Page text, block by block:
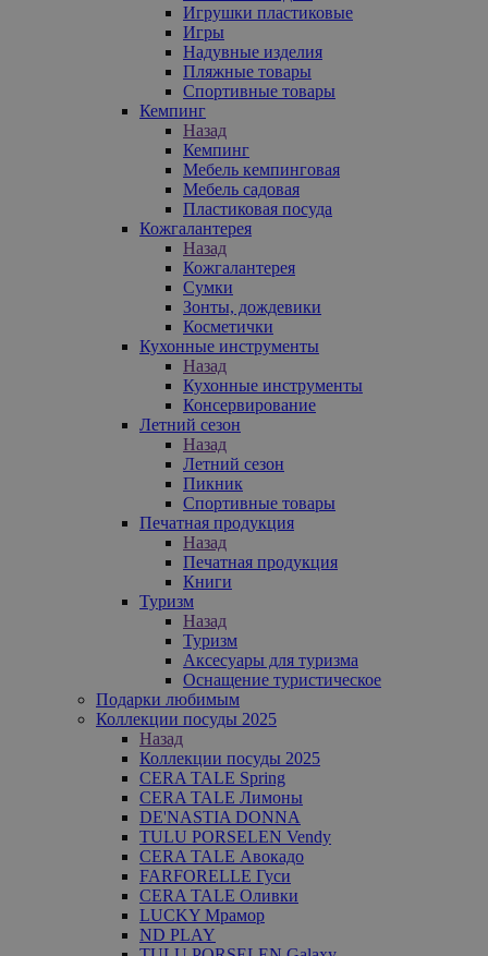
Игрушки пластиковые
Игры
Надувные изделия
Пляжные товары
Спортивные товары
Кемпинг
Назад
Кемпинг
Мебель кемпинговая
Мебель садовая
Пластиковая посуда
Кожгалантерея
Назад
Кожгалантерея
Сумки
Зонты, дождевики
Косметички
Кухонные инструменты
Назад
Кухонные инструменты
Консервирование
Летний сезон
Назад
Летний сезон
Пикник
Спортивные товары
Печатная продукция
Назад
Печатная продукция
Книги
Туризм
Назад
Туризм
Аксесуары для туризма
Оснащение туристическое
Подарки любимым
Коллекции посуды 2025
Назад
Коллекции посуды 2025
CERA TALE Spring
CERA TALE Лимоны
DE'NASTIA DONNA
TULU PORSELEN Vendy
CERA TALE Авокадо
FARFORELLE Гуси
CERA TALE Оливки
LUCKY Мрамор
ND PLAY